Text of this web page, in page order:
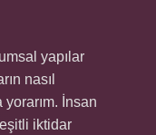
yapılar
nasıl
İnsan
iktidar